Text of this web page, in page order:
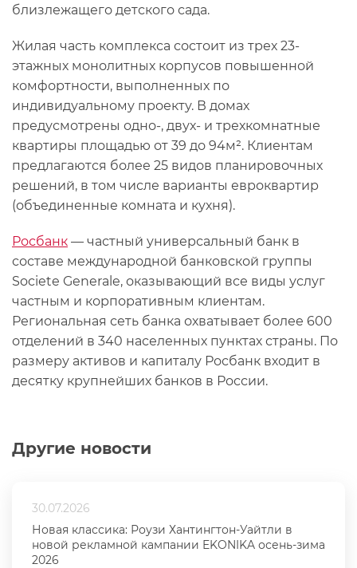
Другие новости
30.07.2026
Новая классика: Роузи Хантингтон-Уайтли в
новой рекламной кампании EKONIKA осень-зима
2026
близлежащего детского сада.
Жилая часть комплекса состоит из трех 23-
этажных монолитных корпусов повышенной
комфортности, выполненных по
индивидуальному проекту. В домах
предусмотрены одно-, двух- и трехкомнатные
квартиры площадью от 39 до 94м². Клиентам
предлагаются более 25 видов планировочных
решений, в том числе варианты евроквартир
(объединенные комната и кухня).
Росбанк — частный универсальный банк в
составе международной банковской группы
Societe Generale, оказывающий все виды услуг
частным и корпоративным клиентам.
Региональная сеть банка охватывает более 600
отделений в 340 населенных пунктах страны. По
размеру активов и капиталу Росбанк входит в
десятку крупнейших банков в России.